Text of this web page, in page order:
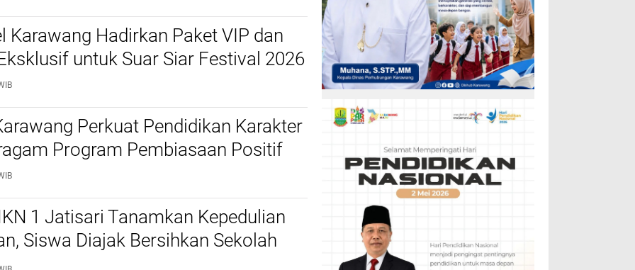
Karawang Hadirkan Paket VIP dan
untuk Suar Siar Festival 2026
Perkuat Pendidikan Karakter
Program Pembiasaan Positif
1 Jatisari Tanamkan Kepedulian
Siswa Diajak Bersihkan Sekolah
Ibadah